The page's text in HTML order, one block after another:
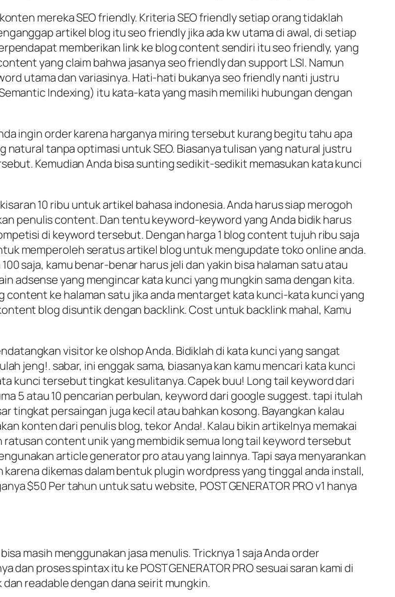
mereka SEO friendly. Kriteria SEO friendly setiap orang tidaklah
artikel blog itu seo friendly jika ada kw utama di awal, di setiap
memberikan link ke blog content sendiri itu seo friendly, yang
yang claim bahwa jasanya seo friendly dan support LSI. Namun
utama dan variasinya. Hati-hati bukanya seo friendly nanti justru
Indexing) itu kata-kata yang masih memiliki hubungan dengan
ingin order karena harganya miring tersebut kurang begitu tahu apa
natural tanpa optimasi untuk SEO. Biasanya tulisan yang natural justru
Kemudian Anda bisa sunting sedikit-sedikit memasukan kata kunci
10 ribu untuk artikel bahasa indonesia. Anda harus siap merogoh
penulis content. Dan tentu keyword-keyword yang Anda bidik harus
di keyword tersebut. Dengan harga 1 blog content tujuh ribu saja
memperoleh seratus artikel blog untuk mengupdate toko online anda.
saja, kamu benar-benar harus jeli dan yakin bisa halaman satu atau
adsense yang mengincar kata kunci yang mungkin sama dengan kita.
content ke halaman satu jika anda mentarget kata kunci-kata kunci yang
blog disuntik dengan backlink. Cost untuk backlink mahal, Kamu
visitor ke olshop Anda. Bidiklah di kata kunci yang sangat
jeng!. sabar, ini enggak sama, biasanya kan kamu mencari kata kunci
kunci tersebut tingkat kesulitanya. Capek buu! Long tail keyword dari
5 atau 10 pencarian perbulan, keyword dari google suggest. tapi itulah
tingkat persaingan juga kecil atau bahkan kosong. Bayangkan kalau
konten dari penulis blog, tekor Anda!. Kalau bikin artikelnya memakai
content unik yang membidik semua long tail keyword tersebut
article generator pro atau yang lainnya. Tapi saya menyarankan
karena dikemas dalam bentuk plugin wordpress yang tinggal anda install,
$50 Per tahun untuk satu website, POST GENERATOR PRO v1 hanya
masih menggunakan jasa menulis. Tricknya 1 saja Anda order
proses spintax itu ke POST GENERATOR PRO sesuai saran kami di
readable dengan dana seirit mungkin.